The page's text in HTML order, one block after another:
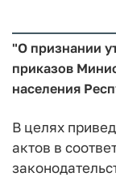
"О признании
приказов
населения
В целях
актов в